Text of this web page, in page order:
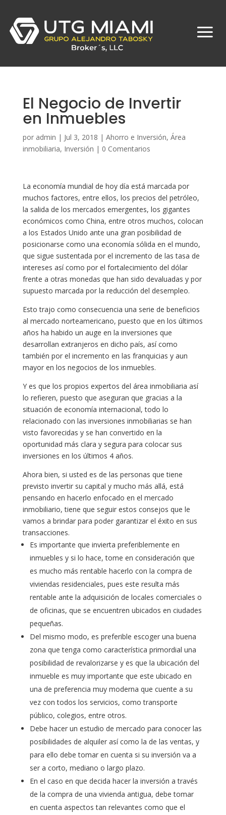
El Negocio de Invertir
en Inmuebles
por admin | Jul 3, 2018 | Ahorro e Inversión, Área
inmobiliaria, Inversión | 0 Comentarios
La economía mundial de hoy día está marcada por
muchos factores, entre ellos, los precios del petróleo,
la salida de los mercados emergentes, los gigantes
económicos como China, entre otros muchos, colocan
a los Estados Unido ante una gran posibilidad de
posicionarse como una economía sólida en el mundo,
que sigue sustentada por el incremento de las tasa de
intereses así como por el fortalecimiento del dólar
frente a otras monedas que han sido devaluadas y por
supuesto marcada por la reducción del desempleo.
Esto trajo como consecuencia una serie de beneficios
al mercado norteamericano, puesto que en los últimos
años ha habido un auge en la inversiones que
desarrollan extranjeros en dicho país, así como
también por el incremento en las franquicias y aun
mayor en los negocios de los inmuebles.
Y es que los propios expertos del área inmobiliaria así
lo refieren, puesto que aseguran que gracias a la
situación de economía internacional, todo lo
relacionado con las inversiones inmobiliarias se han
visto favorecidas y se han convertido en la
oportunidad más clara y segura para colocar sus
inversiones en los últimos 4 años.
Ahora bien, si usted es de las personas que tiene
previsto invertir su capital y mucho más allá, está
pensando en hacerlo enfocado en el mercado
inmobiliario, tiene que seguir estos consejos que le
vamos a brindar para poder garantizar el éxito en sus
transacciones.
Es importante que invierta preferiblemente en
inmuebles y si lo hace, tome en consideración que
es mucho más rentable hacerlo con la compra de
viviendas residenciales, pues este resulta más
rentable ante la adquisición de locales comerciales o
de oficinas, que se encuentren ubicados en ciudades
pequeñas.
Del mismo modo, es preferible escoger una buena
zona que tenga como característica primordial una
posibilidad de revalorizarse y es que la ubicación del
inmueble es muy importante que este ubicado en
una de preferencia muy moderna que cuente a su
vez con todos los servicios, como transporte
público, colegios, entre otros.
Debe hacer un estudio de mercado para conocer las
posibilidades de alquiler así como la de las ventas, y
para ello debe tomar en cuenta si su inversión va a
ser a corto, mediano o largo plazo.
En el caso en que decida hacer la inversión a través
de la compra de una vivienda antigua, debe tomar
en cuenta aspectos tan relevantes como que el